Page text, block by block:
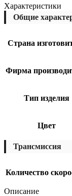
Характеристики
Общие
Страна
Фирма
Тип изделия
Цвет
Трансмиссия
Количество
Описание